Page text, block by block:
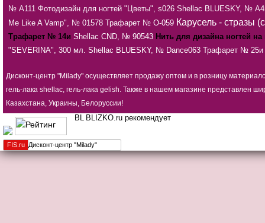
№ А111 Фотодизайн для ногтей "Цветы", s026 Shellac BLUESKY, №
Me Like A Vamp", № 01578 Трафарет № О-059 Карусель - стразы
Трафарет № 14и Shellac CND, № 90543 Нить для дизайна ногтей
"SEVERINA", 300 мл. Shellac BLUESKY, № Dance063 Трафарет № 25и
Дисконт-центр "Milady" осуществляет продажу оптом и в розницу
гель-лака shellac, гель-лака gelish. Также в нашем магазине представлен
Казахстана, Украины, Белоруссии!
BLIZKO.ru рекомендует
FIS. ru Дисконт-центр "Milady"